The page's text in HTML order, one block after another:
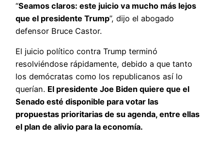
“Seamos claros: este juicio va mucho más lejos
que el presidente Trump”, dijo el abogado
defensor Bruce Castor.
El juicio político contra Trump terminó
resolviéndose rápidamente, debido a que tanto
los demócratas como los republicanos así lo
querían. El presidente Joe Biden quiere que el
Senado esté disponible para votar las
propuestas prioritarias de su agenda, entre ellas
el plan de alivio para la economía.